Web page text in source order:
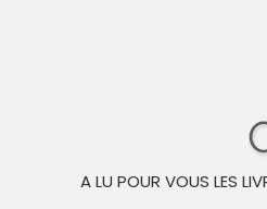
A LU POUR VOUS LES
1 août 1968 à Boulogne-
de guerre à 19 ans. En